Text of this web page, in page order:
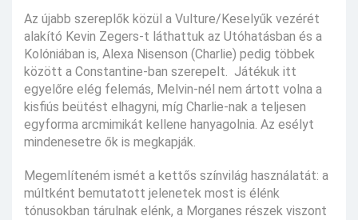
Az újabb szereplők közül a Vulture/Keselyűk vezérét
alakító Kevin Zegers-t láthattuk az Utóhatásban és a
Kolóniában is, Alexa Nisenson (Charlie) pedig többek
között a Constantine-ban szerepelt. Játékuk itt
egyelőre elég felemás, Melvin-nél nem ártott volna a
kisfiús beütést elhagyni, míg Charlie-nak a teljesen
egyforma arcmimikát kellene hanyagolnia. Az esélyt
mindenesetre ők is megkapják.
Megemlíteném ismét a kettős színvilág használatát: a
múltként bemutatott jelenetek most is élénk
tónusokban tárulnak elénk, a Morganes részek viszont